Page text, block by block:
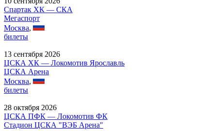
Спартак ХК — СКА
Мегаспорт
Москва,
билеты
13 сентября 2026
ЦСКА ХК — Локомотив Ярославль
ЦСКА Арена
Москва,
билеты
28 октября 2026
ЦСКА ПФК — Локомотив ФК
Стадион ЦСКА "ВЭБ Арена"